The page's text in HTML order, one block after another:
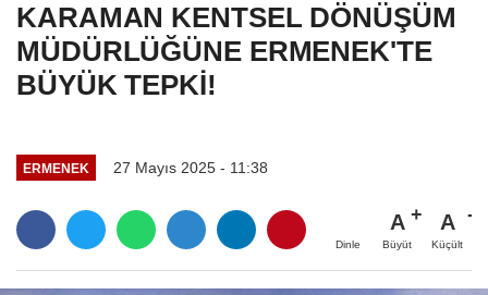
KARAMAN KENTSEL DÖNÜŞÜM
MÜDÜRLÜĞÜNE ERMENEK'TE
BÜYÜK TEPKİ!
ERMENEK 27 Mayıs 2025 - 11:38
Dinle
A
Büyüt
A
Küçült